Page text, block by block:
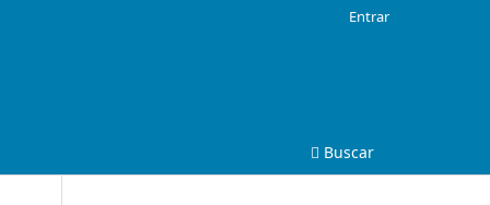
Buscar
Entrar